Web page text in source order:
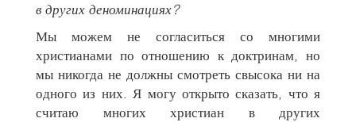
в других деноминациях?
Мы можем не согласиться со многими
христианами по отношению к доктринам, но
мы никогда не должны смотреть свысока ни на
одного из них. Я могу открыто сказать, что я
считаю многих христиан в других